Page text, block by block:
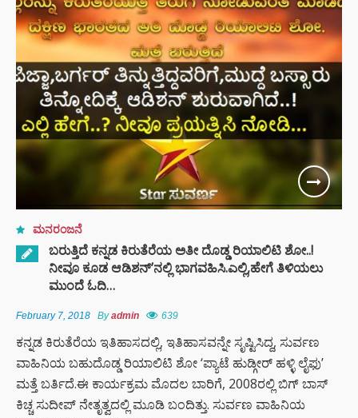
ಮನರಂಜನೆ
ಬರುತ್ತಿದೆ ಕನ್ನಡ ಕಿರುತೆರೆಯ ಅತೀ ದೊಡ್ಡ ರಿಯಾಲಿಟಿ ಶೋ..!
ನೀವೂ ಕೂಡ ಆಡಿಶನ್’ನಲ್ಲಿ ಭಾಗವಹಿಸಿ.ಎಲ್ಲಿ,ಹೇಗೆ ತಿಳಿಯಲು
ಮುಂದೆ ಓದಿ…
February 7, 2018 Byadmin 639
ಕನ್ನಡ ಕಿರುತೆರೆಯ ಇತಿಹಾಸದಲ್ಲಿ, ಇತಿಹಾಸವನ್ನೇ ಸೃಷ್ಟಿಸಿದ್ದ, ಸುರ್ವಣ
ವಾಹಿನಿಯ ಬಹುದೊಡ್ಡ ರಿಯಾಲಿಟಿ ಶೋ ‘ಪ್ಯಾಟೆ ಹುಡ್ಗೀರ್ ಹಳ್ಳಿ ಲೈಫು’
ಮತ್ತೆ ಬರ್ತಿದೆ.ಈ ಕಾರ್ಯಕ್ರಮ ಮೊದಲ ಬಾರಿಗೆ, 2008ರಲ್ಲಿ ಬಿಗ್ ಬಾಸ್
ಕಿಚ್ಚ ಸುದೀಪ್ ನೇತೃತ್ವದಲ್ಲಿ ಮೂಡಿ ಬಂದಿತ್ತು. ಸುರ್ವಣ ವಾಹಿನಿಯ